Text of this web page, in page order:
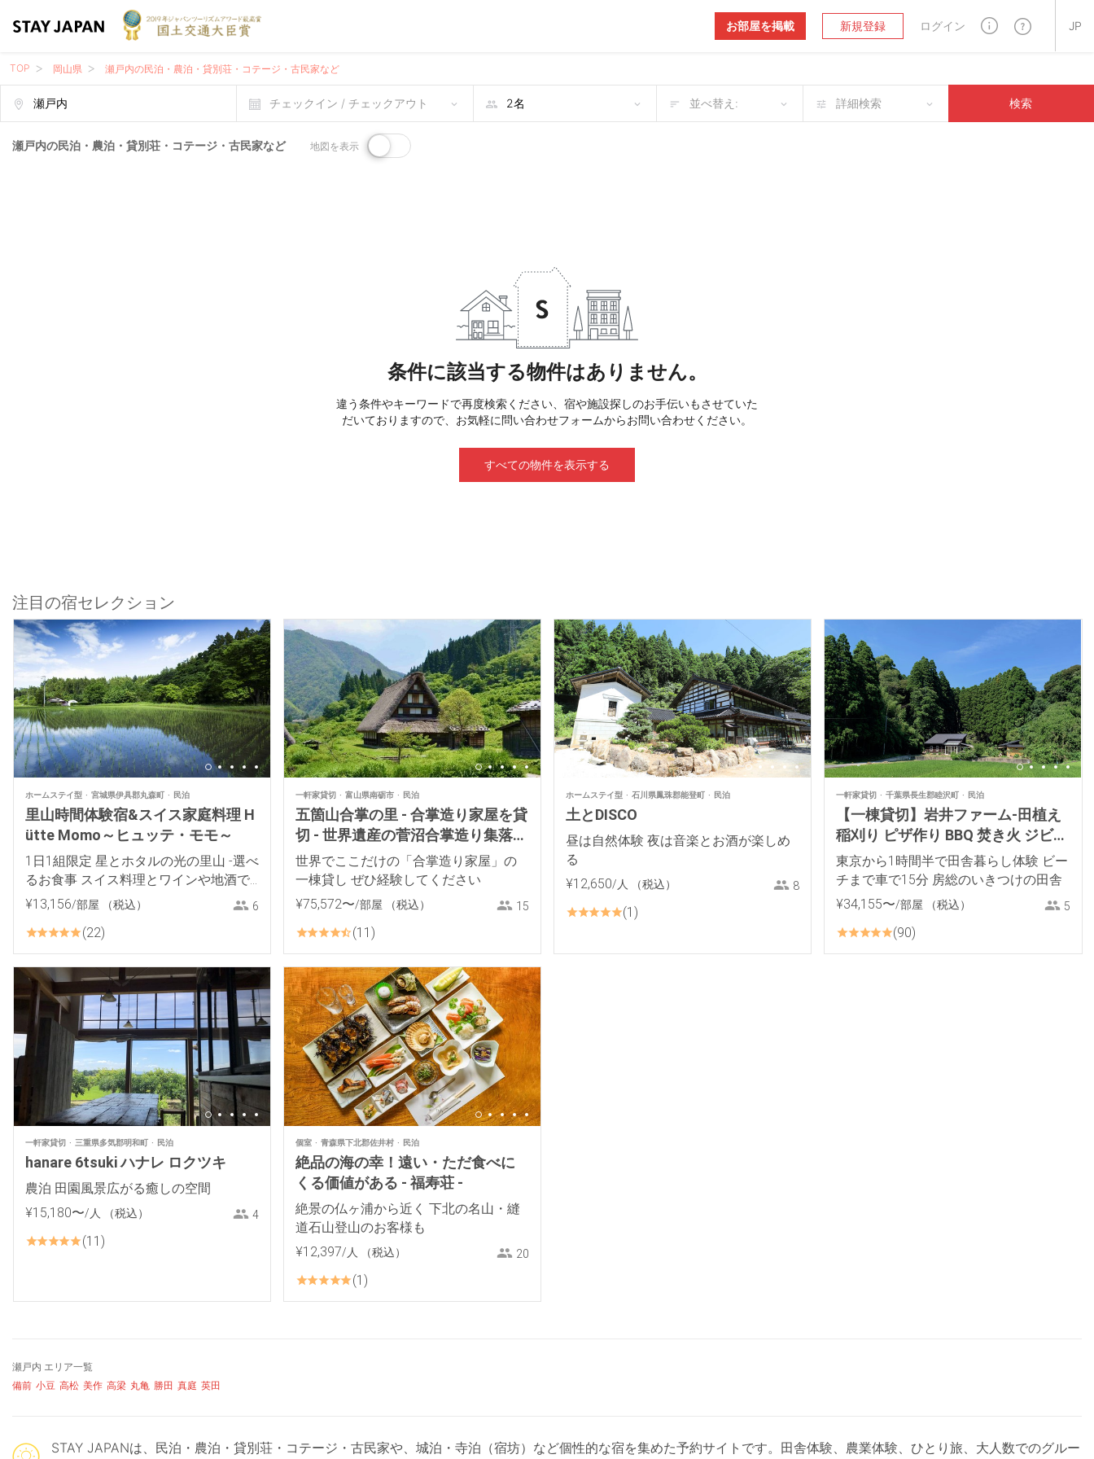
お部屋を掲載 新規登録 ログイン JP
TOP 岡山県 瀬戸内の民泊・農泊・貸別荘・コテージ・古民家など
チェックイン / チェックアウト 並べ替え: 詳細検索 検索
瀬戸内の民泊・農泊・貸別荘・コテージ・古民家など 地図を表示
条件に該当する物件はありません。
違う条件やキーワードで再度検索ください、宿や施設探しのお手伝いもさせていた
だいておりますので、お気軽に問い合わせフォームからお問い合わせください。
すべての物件を表示する
注目の宿セレクション
ホームステイ型 宮城県伊具郡丸森町 民泊
里山時間体験宿&スイス家庭料理 H
ütte Momo～ヒュッテ・モモ～
1日1組限定 星とホタルの光の里山 -選べ
るお食事 スイス料理とワインや地酒で
おもてなし-
¥13,156/部屋 （税込） 6
22
一軒家貸切 富山県南砺市 民泊
五箇山合掌の里 - 合掌造り家屋を貸
切 - 世界遺産の菅沼合掌造り集落よ
り徒歩5分！
世界でここだけの「合掌造り家屋」の
一棟貸し ぜひ経験してください
¥75,572〜/部屋 （税込） 15
11
ホームステイ型 石川県鳳珠郡能登町 民泊
土とDISCO
昼は自然体験 夜は音楽とお酒が楽しめ
る
¥12,650/人 （税込） 8
1
一軒家貸切 千葉県長生郡睦沢町 民泊
【一棟貸切】岩井ファーム-田植え
稲刈り ピザ作り BBQ 焚き火 ジビエ
料理 薪ストーブ 餅つき里山体験
東京から1時間半で田舎暮らし体験 ビー
チまで車で15分 房総のいきつけの田舎
¥34,155〜/部屋 （税込） 5
90
一軒家貸切 三重県多気郡明和町 民泊
hanare 6tsuki ハナレ ロクツキ
農泊 田園風景広がる癒しの空間
¥15,180〜/人 （税込） 4
11
個室 青森県下北郡佐井村 民泊
絶品の海の幸！遠い・ただ食べに
くる価値がある - 福寿荘 -
絶景の仏ヶ浦から近く 下北の名山・縫
道石山登山のお客様も
¥12,397/人 （税込） 20
1
瀬戸内 エリア一覧
備前 小豆 高松 美作 高梁 丸亀 勝田 真庭 英田
STAY JAPANは、民泊・農泊・貸別荘・コテージ・古民家や、城泊・寺泊（宿坊）など個性的な宿を集めた予約サイトです。田舎体験、農業体験、ひとり旅、大人数でのグルー